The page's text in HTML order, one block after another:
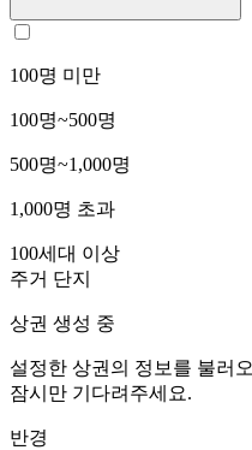
100명 미만
100명~500명
500명~1,000명
1,000명 초과
100세대 이상
주거 단지
상권 생성 중
설정한 상권의 정보를 불러
잠시만 기다려주세요.
반경